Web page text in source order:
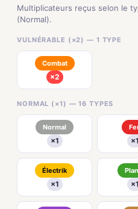
Multiplicateurs reçus selon le
(Normal).
VULNÉRABLE (×2) — 1 TYPE
Combat
×2
NORMAL (×1) — 16 TYPES
Normal
×1 ×1
Électrik
×1 ×1